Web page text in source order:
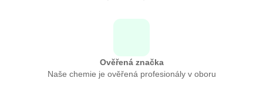
Ověřená značka
Naše chemie je ověřená profesionály v oboru